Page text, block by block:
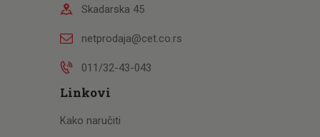
Skadarska 45
netprodaja@cet.co.rs
011/32-43-043
Linkovi
Kako naručiti